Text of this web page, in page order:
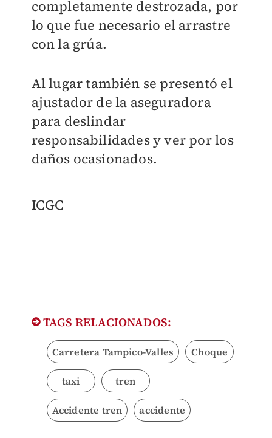
completamente destrozada, por
lo que fue necesario el arrastre
con la grúa.
Al lugar también se presentó el
ajustador de la aseguradora
para deslindar
responsabilidades y ver por los
daños ocasionados.
ICGC
TAGS RELACIONADOS:
Carretera Tampico-Valles Choque
taxi tren
Accidente tren accidente